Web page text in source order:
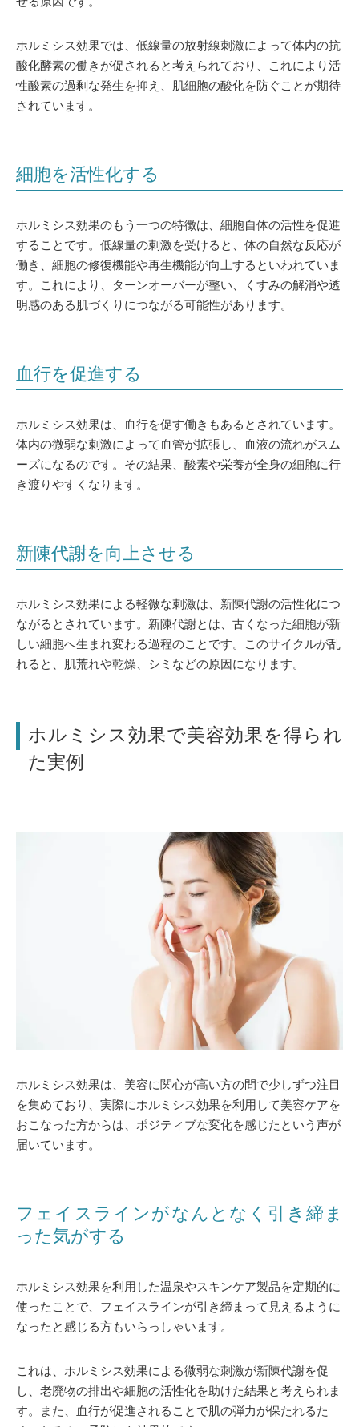
ホルミシス効果では、低線量の放射線刺激によって体内の抗
酸化酵素の働きが促されると考えられており、これにより活
性酸素の過剰な発生を抑え、肌細胞の酸化を防ぐことが期待
されています。
細胞を活性化する
ホルミシス効果のもう一つの特徴は、細胞自体の活性を促進
することです。低線量の刺激を受けると、体の自然な反応が
働き、細胞の修復機能や再生機能が向上するといわれていま
す。これにより、ターンオーバーが整い、くすみの解消や透
明感のある肌づくりにつながる可能性があります。
血行を促進する
ホルミシス効果は、血行を促す働きもあるとされています。
体内の微弱な刺激によって血管が拡張し、血液の流れがスム
ーズになるのです。その結果、酸素や栄養が全身の細胞に行
き渡りやすくなります。
新陳代謝を向上させる
ホルミシス効果による軽微な刺激は、新陳代謝の活性化につ
ながるとされています。新陳代謝とは、古くなった細胞が新
しい細胞へ生まれ変わる過程のことです。このサイクルが乱
れると、肌荒れや乾燥、シミなどの原因になります。
ホルミシス効果で美容効果を得られ
た実例
ホルミシス効果は、美容に関心が高い方の間で少しずつ注目
を集めており、実際にホルミシス効果を利用して美容ケアを
おこなった方からは、ポジティブな変化を感じたという声が
届いています。
フェイスラインがなんとなく引き締ま
った気がする
ホルミシス効果を利用した温泉やスキンケア製品を定期的に
使ったことで、フェイスラインが引き締まって見えるように
なったと感じる方もいらっしゃいます。
これは、ホルミシス効果による微弱な刺激が新陳代謝を促
し、老廃物の排出や細胞の活性化を助けた結果と考えられま
す。また、血行が促進されることで肌の弾力が保たれるた